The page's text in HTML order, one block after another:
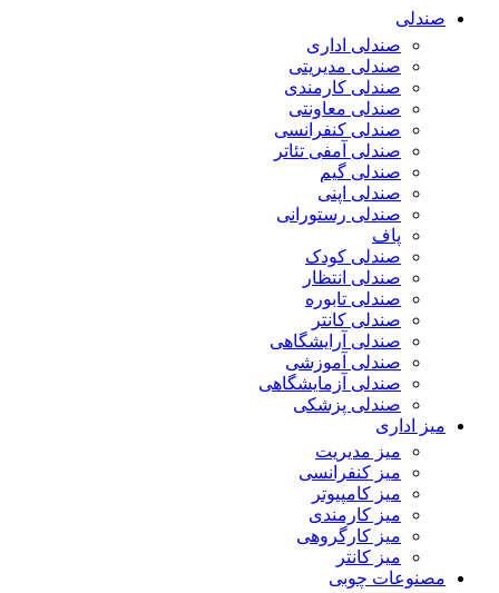
صندلی
صندلی اداری
صندلی مدیریتی
صندلی کارمندی
صندلی معاونتی
صندلی کنفرانسی
صندلی آمفی تئاتر
صندلی گیم
صندلی اپنی
صندلی رستورانی
پاف
صندلی کودک
صندلی انتظار
صندلی تابوره
صندلی کانتر
صندلی آرایشگاهی
صندلی آموزشی
صندلی آزمایشگاهی
صندلی پزشکی
میز اداری
میز مدیریت
میز کنفرانسی
میز کامپیوتر
میز کارمندی
میز کارگروهی
میز کانتر
مصنوعات چوبی